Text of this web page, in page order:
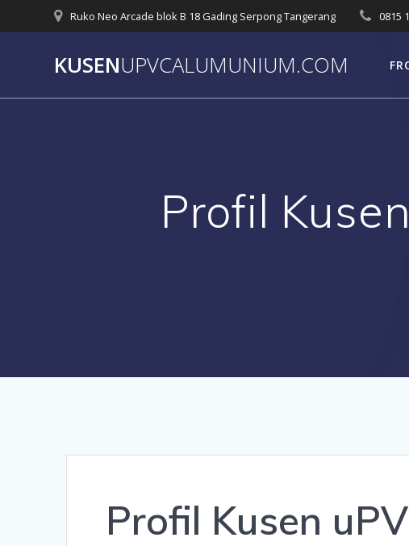
to
Ruko Neo Arcade blok B 18 Gading Serpong Tangerang 0815
KUSENUPVCALUMUNIUM.COM
Profil
Profil Kusen